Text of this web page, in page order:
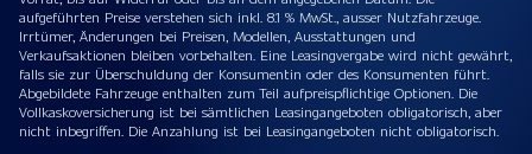
aufgeführten Preise verstehen sich inkl. 8.1 % MwSt., ausser Nutzfahrzeuge.
Irrtümer, Änderungen bei Preisen, Modellen, Ausstattungen und
Verkaufsaktionen bleiben vorbehalten. Eine Leasingvergabe wird nicht gewährt,
falls sie zur Überschuldung der Konsumentin oder des Konsumenten führt.
Abgebildete Fahrzeuge enthalten zum Teil aufpreispflichtige Optionen. Die
Vollkaskoversicherung ist bei sämtlichen Leasingangeboten obligatorisch, aber
nicht inbegriffen. Die Anzahlung ist bei Leasingangeboten nicht obligatorisch.